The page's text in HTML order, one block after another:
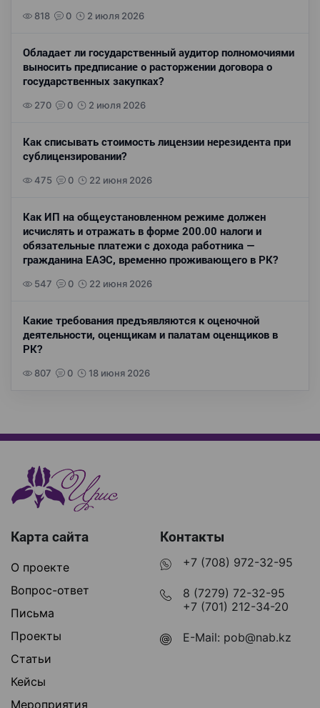
818 0 2 июля 2026
Обладает ли государственный аудитор полномочиями
выносить предписание о расторжении договора о
государственных закупках?
270 0 2 июля 2026
Как списывать стоимость лицензии нерезидента при
сублицензировании?
475 0 22 июня 2026
Как ИП на общеустановленном режиме должен
исчислять и отражать в форме 200.00 налоги и
обязательные платежи с дохода работника —
гражданина ЕАЭС, временно проживающего в РК?
547 0 22 июня 2026
Какие требования предъявляются к оценочной
деятельности, оценщикам и палатам оценщиков в
РК?
807 0 18 июня 2026
Карта сайта
О проекте
Вопрос-ответ
Письма
Проекты
Статьи
Кейсы
Мероприятия
Контакты
+7 (708) 972-32-95
8 (7279) 72-32-95
+7 (701) 212-34-20
E-Mail: pob@nab.kz